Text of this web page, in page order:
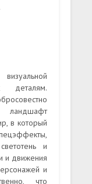
ландшафт
в который
и
и движения
и
что